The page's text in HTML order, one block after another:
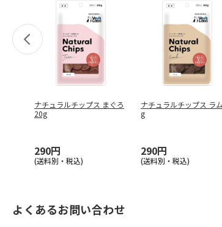
ナチュラルチップス まぐろ
20g
290円
(送料別・税込)
ナチュラルチップス ラ
g
290円
(送料別・税込)
よくあるお問い合わせ